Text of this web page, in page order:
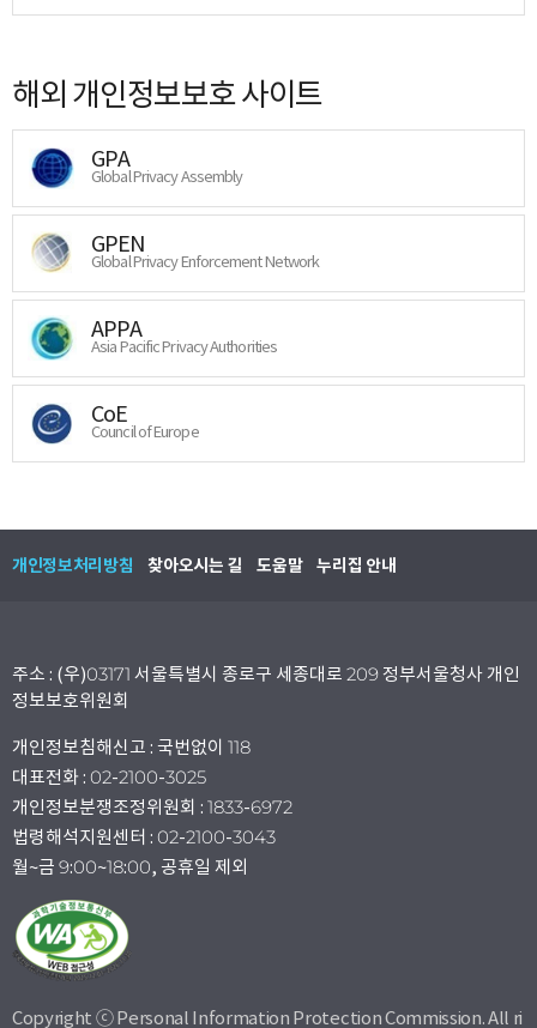
해외 개인정보보호 사이트
GPA
Global Privacy Assembly
GPEN
Global Privacy Enforcement Network
APPA
Asia Pacific Privacy Authorities
CoE
Council of Europe
개인정보처리방침 찾아오시는 길 도움말 누리집 안내
주소 : (우)03171 서울특별시 종로구 세종대로 209 정부서울청사 개인
정보보호위원회
개인정보침해신고 : 국번없이 118
대표전화 : 02-2100-3025
개인정보분쟁조정위원회 : 1833-6972
법령해석지원센터 : 02-2100-3043
월~금 9:00~18:00, 공휴일 제외
Copyright ⓒ Personal Information Protection Commission. All ri